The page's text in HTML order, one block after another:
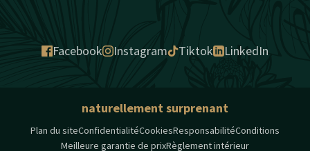
Facebook Instagram Tiktok LinkedIn
naturellement surprenant
Plan du siteConfidentialitéCookiesResponsabilitéConditions
Meilleure garantie de prixRèglement intérieur